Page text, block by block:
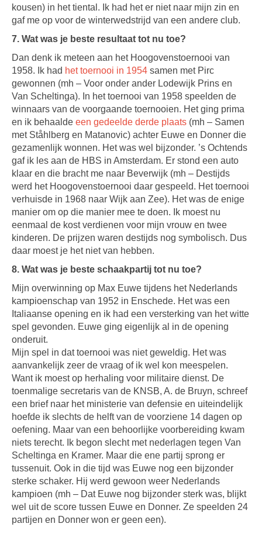
kousen) in het tiental. Ik had het er niet naar mijn zin en
gaf me op voor de winterwedstrijd van een andere club.
7. Wat was je beste resultaat tot nu toe?
Dan denk ik meteen aan het Hoogovenstoernooi van
1958. Ik had het toernooi in 1954 samen met Pirc
gewonnen (mh – Voor onder ander Lodewijk Prins en
Van Scheltinga). In het toernooi van 1958 speelden de
winnaars van de voorgaande toernooien. Het ging prima
en ik behaalde een gedeelde derde plaats (mh – Samen
met Ståhlberg en Matanovic) achter Euwe en Donner die
gezamenlijk wonnen. Het was wel bijzonder. ’s Ochtends
gaf ik les aan de HBS in Amsterdam. Er stond een auto
klaar en die bracht me naar Beverwijk (mh – Destijds
werd het Hoogovenstoernooi daar gespeeld. Het toernooi
verhuisde in 1968 naar Wijk aan Zee). Het was de enige
manier om op die manier mee te doen. Ik moest nu
eenmaal de kost verdienen voor mijn vrouw en twee
kinderen. De prijzen waren destijds nog symbolisch. Dus
daar moest je het niet van hebben.
8. Wat was je beste schaakpartij tot nu toe?
Mijn overwinning op Max Euwe tijdens het Nederlands
kampioenschap van 1952 in Enschede. Het was een
Italiaanse opening en ik had een versterking van het witte
spel gevonden. Euwe ging eigenlijk al in de opening
onderuit.
Mijn spel in dat toernooi was niet geweldig. Het was
aanvankelijk zeer de vraag of ik wel kon meespelen.
Want ik moest op herhaling voor militaire dienst. De
toenmalige secretaris van de KNSB, A. de Bruyn, schreef
een brief naar het ministerie van defensie en uiteindelijk
hoefde ik slechts de helft van de voorziene 14 dagen op
oefening. Maar van een behoorlijke voorbereiding kwam
niets terecht. Ik begon slecht met nederlagen tegen Van
Scheltinga en Kramer. Maar die ene partij sprong er
tussenuit. Ook in die tijd was Euwe nog een bijzonder
sterke schaker. Hij werd gewoon weer Nederlands
kampioen (mh – Dat Euwe nog bijzonder sterk was, blijkt
wel uit de score tussen Euwe en Donner. Ze speelden 24
partijen en Donner won er geen een).